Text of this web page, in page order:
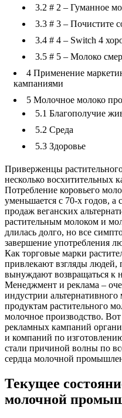
3.2 # 2 – Гуманное
3.3 # 3 – Почистите
3.4 # 4 – Switch 4
3.5 # 5 – Молоко
4 Применение
кампаниями
5 Молочное молоко
5.1 Благополучие
5.2 Среда
5.3 Здоровье
Приверженцы
несколько восхитительных
Потребление коровьего
уменьшается с 70-х годов, а
продаж веганских
растительным молоком и
длилась долго, но все
завершение употребления
Как торговые марки
привлекают взгляды
вынуждают возвращаться к
Менеджмент и реклама –
индустрии
продуктам растительного
молочное производство.
рекламных кампаний
и компаний по
стали причиной волны по
сердца молочной
Текущее
молочной